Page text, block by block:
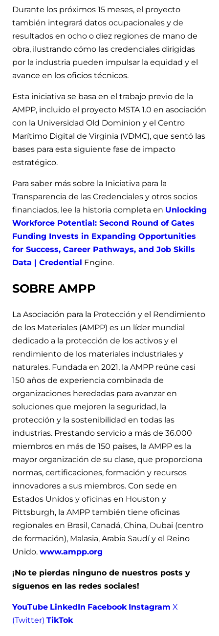
Durante los próximos 15 meses, el proyecto
también integrará datos ocupacionales y de
resultados en ocho o diez regiones de mano de
obra, ilustrando cómo las credenciales dirigidas
por la industria pueden impulsar la equidad y el
avance en los oficios técnicos.
Esta iniciativa se basa en el trabajo previo de la
AMPP, incluido el proyecto MSTA 1.0 en asociación
con la Universidad Old Dominion y el Centro
Marítimo Digital de Virginia (VDMC), que sentó las
bases para esta siguiente fase de impacto
estratégico.
Para saber más sobre la Iniciativa para la
Transparencia de las Credenciales y otros socios
financiados, lee la historia completa en Unlocking
Workforce Potential: Second Round of Gates
Funding Invests in Expanding Opportunities
for Success, Career Pathways, and Job Skills
Data | Credential Engine.
SOBRE AMPP
La Asociación para la Protección y el Rendimiento
de los Materiales (AMPP) es un líder mundial
dedicado a la protección de los activos y el
rendimiento de los materiales industriales y
naturales. Fundada en 2021, la AMPP reúne casi
150 años de experiencia combinada de
organizaciones heredadas para avanzar en
soluciones que mejoren la seguridad, la
protección y la sostenibilidad en todas las
industrias. Prestando servicio a más de 36.000
miembros en más de 150 países, la AMPP es la
mayor organización de su clase, que proporciona
normas, certificaciones, formación y recursos
innovadores a sus miembros. Con sede en
Estados Unidos y oficinas en Houston y
Pittsburgh, la AMPP también tiene oficinas
regionales en Brasil, Canadá, China, Dubai (centro
de formación), Malasia, Arabia Saudí y el Reino
Unido. www.ampp.org
¡No te pierdas ninguno de nuestros posts y
síguenos en las redes sociales!
YouTube LinkedIn Facebook Instagram X
(Twitter) TikTok